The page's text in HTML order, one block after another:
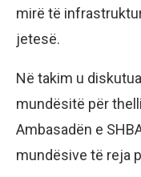
mirë të
jetesë.
Në takim u
mundësitë për
Ambasadën e
mundësive të reja